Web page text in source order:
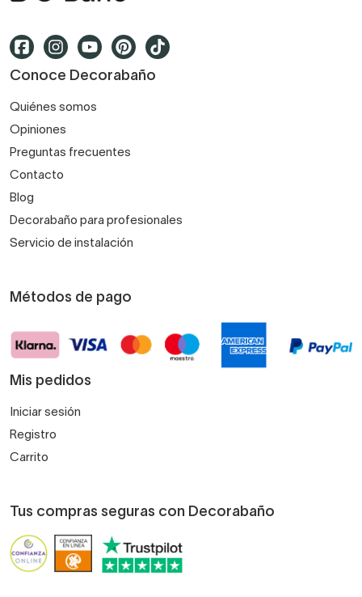
Conoce Decorabaño
Quiénes somos
Opiniones
Preguntas frecuentes
Contacto
Blog
Decorabaño para profesionales
Servicio de instalación
Métodos de pago
Mis pedidos
Iniciar sesión
Registro
Carrito
Tus compras seguras con Decorabaño